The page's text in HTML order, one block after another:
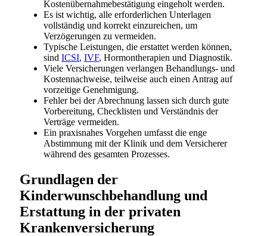
Kostenübernahmebestätigung eingeholt werden.
Es ist wichtig, alle erforderlichen Unterlagen
vollständig und korrekt einzureichen, um
Verzögerungen zu vermeiden.
Typische Leistungen, die erstattet werden können,
sind ICSI, IVF, Hormontherapien und Diagnostik.
Viele Versicherungen verlangen Behandlungs- und
Kostennachweise, teilweise auch einen Antrag auf
vorzeitige Genehmigung.
Fehler bei der Abrechnung lassen sich durch gute
Vorbereitung, Checklisten und Verständnis der
Verträge vermeiden.
Ein praxisnahes Vorgehen umfasst die enge
Abstimmung mit der Klinik und dem Versicherer
während des gesamten Prozesses.
Grundlagen der
Kinderwunschbehandlung und
Erstattung in der privaten
Krankenversicherung